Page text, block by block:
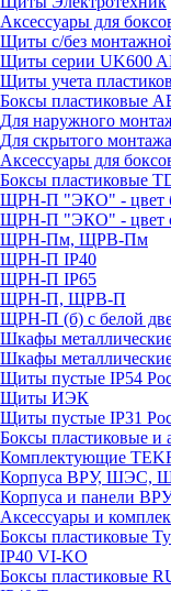
Аксессуары для
Щиты с/без
Щиты серии UK600
Щиты учета
Боксы пластиковые
Для наружного
Для скрытого монтажа
Аксессуары для
Боксы пластиковые
ЩРН-П "ЭКО" - цвет
ЩРН-П "ЭКО" - цвет
ЩРН-Пм, ЩРВ-Пм
ЩРН-П IP40
ЩРН-П IP65
ЩРН-П, ЩРВ-П
ЩРН-П (б) с белой
Шкафы
Шкафы
Щиты пустые IP54
Щиты ИЭК
Щиты пустые IP31
Боксы пластиковые и
Комплектующие
Корпуса ВРУ,
Корпуса и панели
Аксессуары и
Боксы пластиковые
IP40 VI-KO
Боксы пластиковые